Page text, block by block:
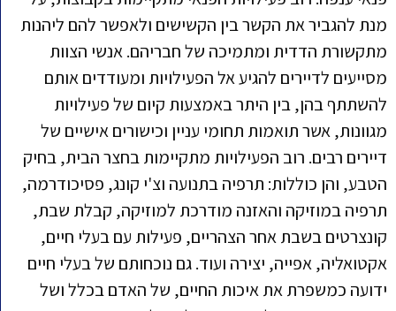
מנת להגביר את הקשר בין הקשישים ולאפשר להם ליהנות
מתקשורת הדדית ומתמיכה של חבריהם. אנשי הצוות
מסייעים לדיירים להגיע אל הפעילויות ומעודדים אותם
להשתתף בהן, בין היתר באמצעות קיום של פעילויות
מגוונות, אשר תואמות תחומי עניין וכישורים אישיים של
דיירים רבים. רוב הפעילויות מתקיימות בחצר הבית, בחיק
הטבע, והן כוללות: תרפיה בתנועה וצ'י קונג, פסיכודרמה,
תרפיה במוזיקה והאזנה מודרכת למוזיקה, קבלת שבת,
קונצרטים בשבת אחר הצהריים, פעילות עם בעלי חיים,
אקטואליה, אפייה, יצירה ועוד. גם נוכחותם של בעלי חיים
ידועה כמשפרת את איכות החיים, של האדם בכלל ושל